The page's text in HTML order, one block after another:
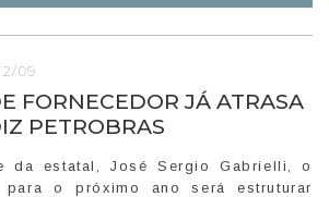
09
FORNECEDOR JÁ ATRASA
PETROBRAS
da estatal, José Sergio Gabrielli, o
o próximo ano será estruturar